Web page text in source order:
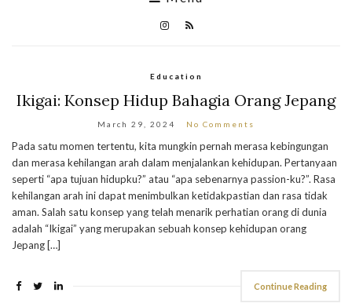
Education
Ikigai: Konsep Hidup Bahagia Orang Jepang
March 29, 2024 No Comments
Pada satu momen tertentu, kita mungkin pernah merasa kebingungan
dan merasa kehilangan arah dalam menjalankan kehidupan. Pertanyaan
seperti “apa tujuan hidupku?” atau “apa sebenarnya passion-ku?”. Rasa
kehilangan arah ini dapat menimbulkan ketidakpastian dan rasa tidak
aman. Salah satu konsep yang telah menarik perhatian orang di dunia
adalah “Ikigai” yang merupakan sebuah konsep kehidupan orang
Jepang […]
Continue Reading